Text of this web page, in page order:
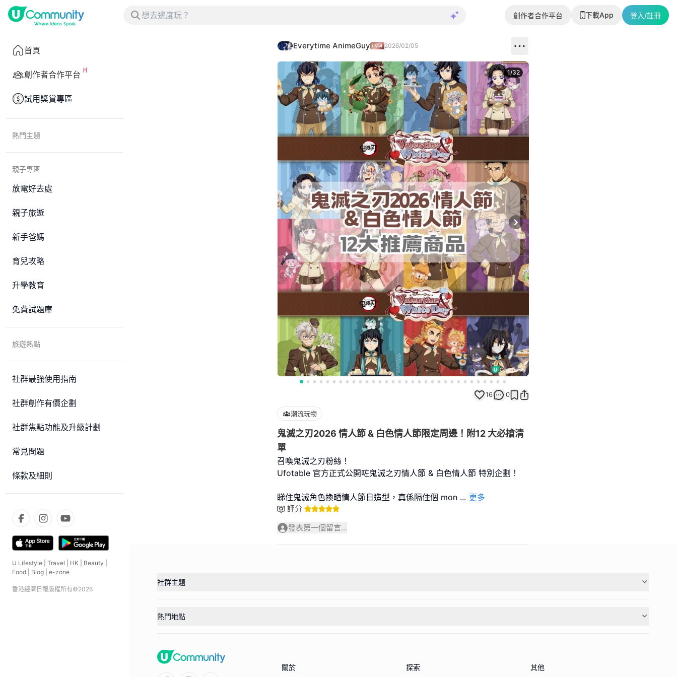
創作者合作平台 下載App 登入/註冊
首頁
創作者合作平台
試用獎賞專區
熱門主題
親子專區
放電好去處
親子旅遊
新手爸媽
育兒攻略
升學教育
免費試題庫
旅遊熱點
社群最強使用指南
社群創作有價企劃
社群焦點功能及升級計劃
常見問題
條款及細則
U Lifestyle Travel HK Beauty
Food
Blog e-zone
香港經濟日報版權所有©2026
Everytime AnimeGuy 2026/02/05
Next slide
1/32
16 0
潮流玩物
鬼滅之刃2026 情人節 & 白色情人節限定周邊！附12 大必搶清
單
召喚鬼滅之刃粉絲！
Ufotable 官方正式公開咗鬼滅之刃情人節 & 白色情人節 特別企劃！
睇住鬼滅角色換晒情人節日造型，真係隔住個 mon ... 更多
評分
發表第一個留言...
社群主題
熱門地點
關於 探索 其他